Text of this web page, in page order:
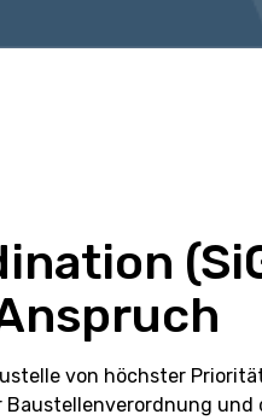
von höchster
und